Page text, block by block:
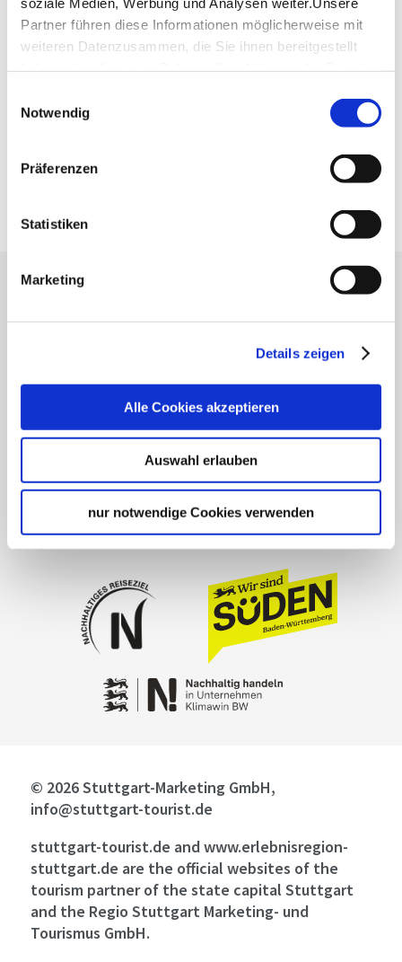
Partner führen diese Informationen möglicherweise mit
weiteren Datenzusammen, die Sie ihnen bereitgestellt
Impressum
Notwendig
Präferenzen
Statistiken
Marketing
Details zeigen
Alle Cookies akzeptieren
Auswahl erlauben
nur notwendige Cookies verwenden
Plan your trip
Verkehrs- und Tarifverbund Stuttgart GmbH
Google Maps
Stuttgart Convention Bureau
Privacy policy
Contact
Masthead
© 2026 Stuttgart-Marketing GmbH,
info@stuttgart-tourist.de
stuttgart-tourist.de and www.erlebnisregion-
stuttgart.de are the official websites of the
tourism partner of the state capital Stuttgart
and the Regio Stuttgart Marketing- und
Tourismus GmbH.